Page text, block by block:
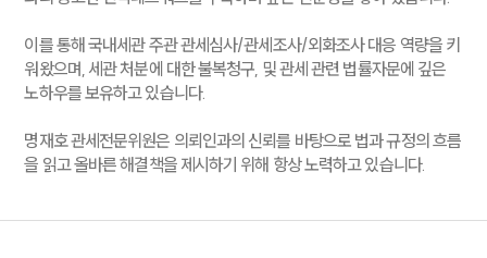
이를 통해 국내세관 주관 관세심사/관세조사/외화조사 대응 역량을 키
워왔으며, 세관 처분에 대한 불복청구, 및 관세 관련 법률자문에 깊은
노하우를 보유하고 있습니다.
명재호 관세전문위원은 의뢰인과의 신뢰를 바탕으로 법과 규정의 흐름
을 읽고 올바른 해결책을 제시하기 위해 항상 노력하고 있습니다.